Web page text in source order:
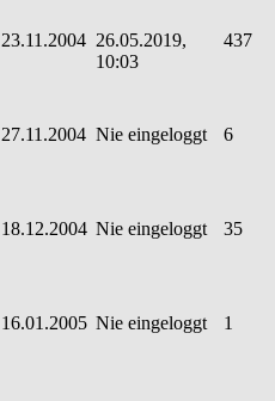
23.11.2004 26.05.2019,
10:03
437
27.11.2004 Nie eingeloggt 6
18.12.2004 Nie eingeloggt 35
16.01.2005 Nie eingeloggt 1